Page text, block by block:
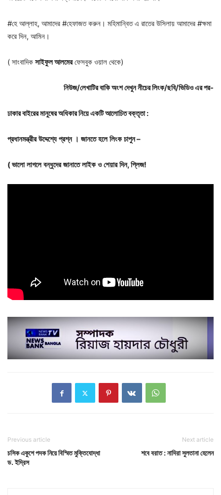
#হে আল্লাহ, আমাদের #হেফাজত করুন। মহিমান্বিত এ রাতের উসিলায় আমাদের #ক্ষমা
করে দিন, আমিন।
( সাংবাদিক সাইফুল আলমেরফেসবুক ওয়াল থেকে)
নিউজ/লেখাটিরবাকিঅংশদেখুননীচেরলিংক/ছবি/ভিডিওএরপর-
ঢাকারবাইরেরমানুষেরঅধিকারনিয়েএকটিআলোচিতবক্তৃতা :
প্রধানমন্ত্রীর উদ্দেশ্যে প্রশ্ন । জানতে হলে লিংক চাপুন –
(ভালো লাগলে বন্ধুদের জানাতে লাইক ও শেয়ার দিন,প্লিজ!
Previous article
চসিক একুশে পদক নিয়ে বিস্মিত মুক্তিযোদ্ধা
ড. ইদ্রিস
Next article
শবে বরাত : নাদিরা সুলতানা হেলেন